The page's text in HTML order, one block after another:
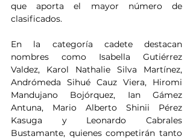
que aporta el mayor número de
clasificados.
En la categoría cadete destacan
nombres como Isabella Gutiérrez
Valdez, Karol Nathalie Silva Martínez,
Andrómeda Sihué Cauz Viera, Hiromi
Mandujano Bojórquez, Ian Gámez
Antuna, Mario Alberto Shinii Pérez
Kasuga y Leonardo Cabrales
Bustamante, quienes competirán tanto